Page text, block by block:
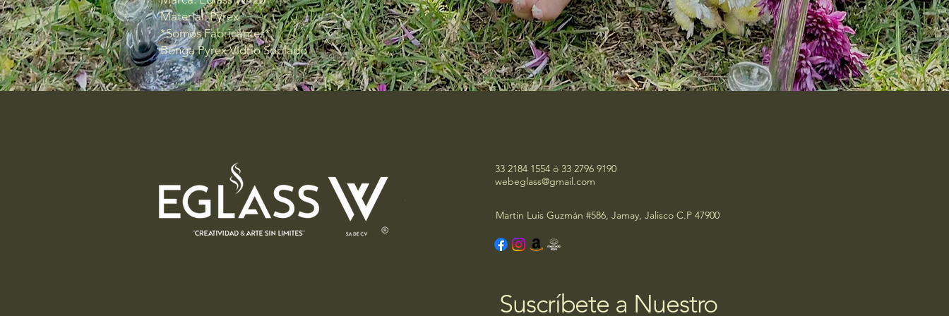
Material: Pyrex
*Somos Fabricantes*
Bonga Pyrex Vidrio Soplado
33 2184 1554 ó 33 2796 9190
webeglass@gmail.com
Martin Luis Guzmán #586, Jamay, Jalisco C.P 47900
Suscríbete a Nuestro